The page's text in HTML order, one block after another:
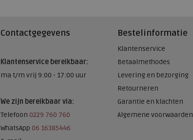
Contactgegevens
Klantenservice bereikbaar:
ma t/m vrij 9:00 - 17:00 uur
We zijn bereikbaar via:
Telefoon 0229 760 760
WhatsApp 06 16385446
Bestelinformatie
Klantenservice
Betaalmethodes
Levering en bezorging
Retourneren
Garantie en klachten
Algemene voorwaarden